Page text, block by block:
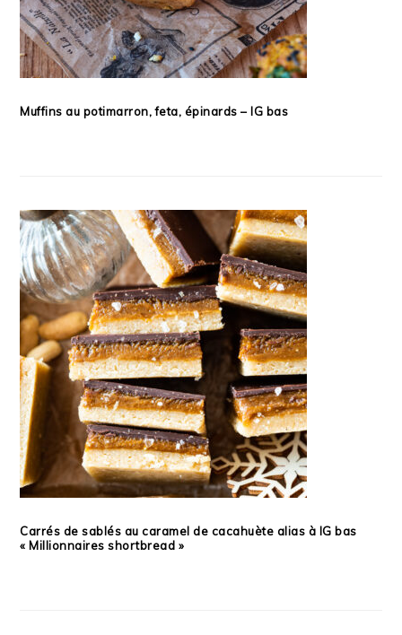
Muffins au potimarron, feta, épinards – IG bas
Carrés de sablés au caramel de cacahuète alias à IG bas
« Millionnaires shortbread »